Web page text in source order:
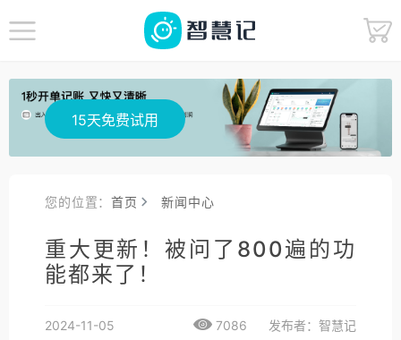
15天免费试用
您的位置：首页 新闻中心
重大更新！被问了800遍的功
能都来了！
2024-11-05 7086 发布者：智慧记